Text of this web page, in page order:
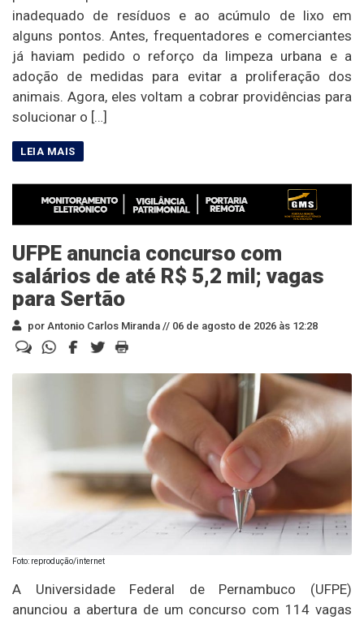
inadequado de resíduos e ao acúmulo de lixo em
alguns pontos. Antes, frequentadores e comerciantes
já haviam pedido o reforço da limpeza urbana e a
adoção de medidas para evitar a proliferação dos
animais. Agora, eles voltam a cobrar providências para
solucionar o […]
UFPE anuncia concurso com
salários de até R$ 5,2 mil; vagas
para Sertão
por Antonio Carlos Miranda // 06 de agosto de 2026 às 12:28
Foto: reprodução/internet
A Universidade Federal de Pernambuco (UFPE)
anunciou a abertura de um concurso com 114 vagas